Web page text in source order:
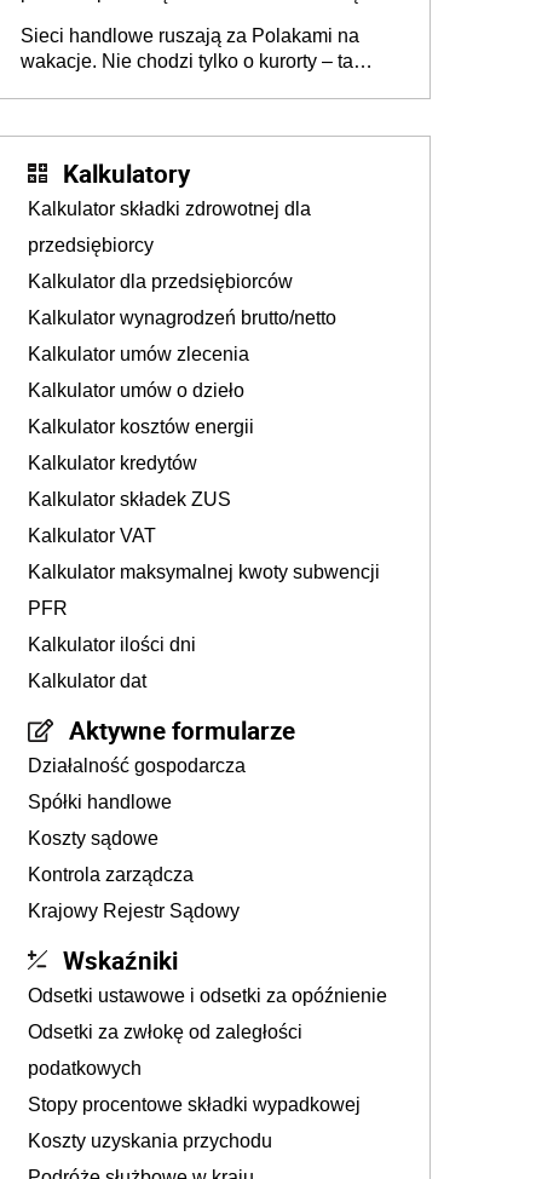
Sieci handlowe ruszają za Polakami na
wakacje. Nie chodzi tylko o kurorty – ta
Kalkulatory
Kalkulator składki zdrowotnej dla
przedsiębiorcy
Kalkulator dla przedsiębiorców
Kalkulator wynagrodzeń brutto/netto
Kalkulator umów zlecenia
Kalkulator umów o dzieło
Kalkulator kosztów energii
Kalkulator kredytów
Kalkulator składek ZUS
Kalkulator VAT
Kalkulator maksymalnej kwoty subwencji
PFR
Kalkulator ilości dni
Kalkulator dat
Aktywne formularze
Działalność gospodarcza
Spółki handlowe
Koszty sądowe
Kontrola zarządcza
Krajowy Rejestr Sądowy
Wskaźniki
Odsetki ustawowe i odsetki za opóźnienie
Odsetki za zwłokę od zaległości
podatkowych
Stopy procentowe składki wypadkowej
Koszty uzyskania przychodu